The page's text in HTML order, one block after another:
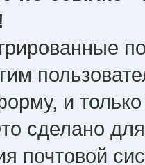
и
сделано
почтовой